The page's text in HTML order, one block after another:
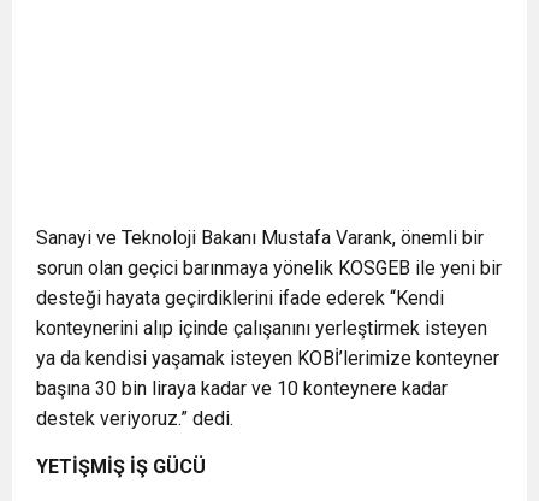
Sanayi ve Teknoloji Bakanı Mustafa Varank, önemli bir
sorun olan geçici barınmaya yönelik KOSGEB ile yeni bir
desteği hayata geçirdiklerini ifade ederek “Kendi
konteynerini alıp içinde çalışanını yerleştirmek isteyen
ya da kendisi yaşamak isteyen KOBİ’lerimize konteyner
başına 30 bin liraya kadar ve 10 konteynere kadar
destek veriyoruz.” dedi.
YETİŞMİŞ İŞ GÜCÜ